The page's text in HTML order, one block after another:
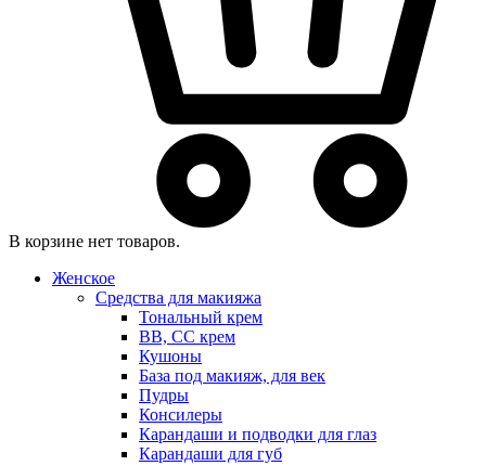
В корзине нет товаров.
Женское
Средства для макияжа
Тональный крем
BB, CC крем
Кушоны
База под макияж, для век
Пудры
Консилеры
Карандаши и подводки для глаз
Карандаши для губ